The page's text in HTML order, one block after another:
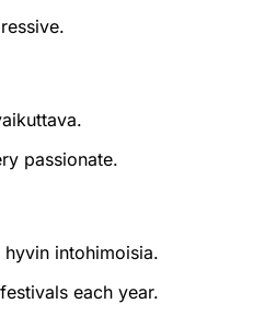
passionate.
intohimoisia.
each year.